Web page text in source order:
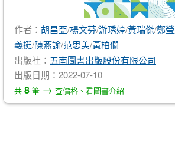
作者： 胡昌亞/楊文芬/游琇婷/黃瑞傑/鄭
義挺/陳燕諭/范思美/黃柏僩
出版社： 五南圖書出版股份有限公司
出版日期：2022-07-10
共 8 筆 → 查價格、看圖書介紹